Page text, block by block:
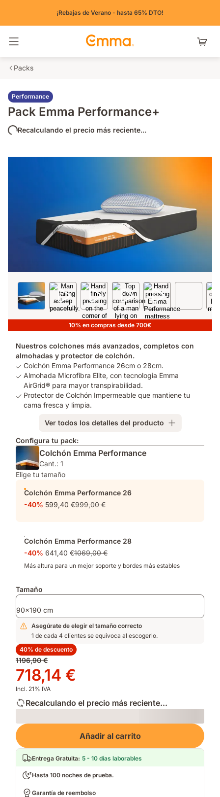
¡Rebajas de Verano - hasta 65% DTO!
Packs
Performance
Pack Emma Performance+
Recalculando el precio más reciente...
10% en compras desde 700€
Nuestros colchones más avanzados, completos con
almohadas y protector de colchón.
Colchón Emma Performance 26cm o 28cm.
Almohada Microfibra Elite, con tecnologia Emma
AirGrid® para mayor transpirabilidad.
Protector de Colchón Impermeable que mantiene tu
cama fresca y limpia.
Ver todos los detalles del producto
Configura tu pack:
Colchón Emma Performance
Cant.: 1
Elige tu tamaño
Colchón Emma Performance 26
-40% 599,40 €999,00 €
Colchón Emma Performance 28
-40% 641,40 €1069,00 €
Más altura para un mejor soporte y bordes más estables
Tamaño
90x190 cm
Asegúrate de elegir el tamaño correcto
1 de cada 4 clientes se equivoca al escogerlo.
40% de descuento
Precio
original
1196,90 €
1196,90 €
Precio
718,14 €
718,14 €
Incl. 21% IVA
Recalculando el precio más reciente...
Loading
Añadir al carrito
Entrega Gratuita: 5 - 10 días laborables
Hasta 100 noches de prueba.
Garantía de reembolso